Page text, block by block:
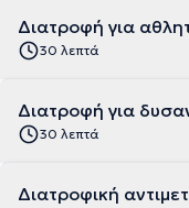
Διατροφή για
30 λεπτά
Διατροφή για
30 λεπτά
Διατροφική